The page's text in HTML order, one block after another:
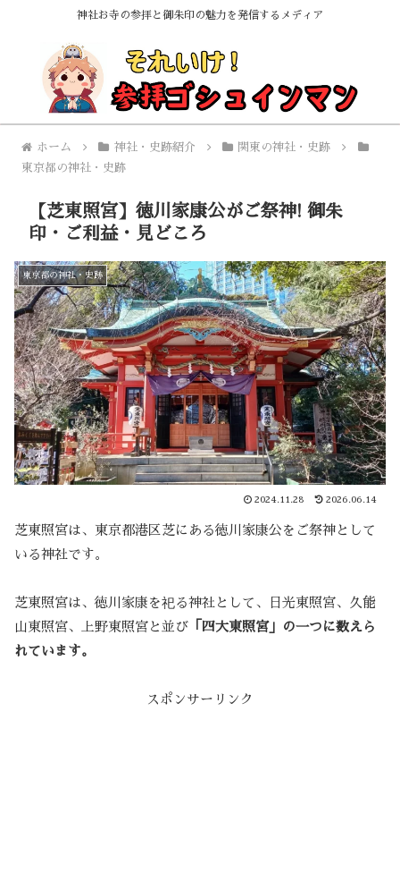
神社お寺の参拝と御朱印の魅力を発信するメディア
ホーム 神社・史跡紹介
関東の神社・史跡
東京都の神社・史跡
【芝東照宮】徳川家康公がご祭神! 御朱
印・ご利益・見どころ
東京都の神社・史跡
2024.11.28 2026.06.14
芝東照宮は、東京都港区芝にある徳川家康公をご祭神として
いる神社です。
芝東照宮は、徳川家康を祀る神社として、日光東照宮、久能
山東照宮、上野東照宮と並び 「四大東照宮」の一つに数えら
れています。
スポンサーリンク